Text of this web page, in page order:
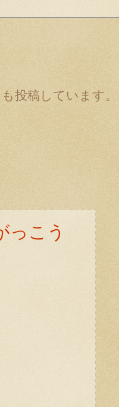
投稿しています。
っこう